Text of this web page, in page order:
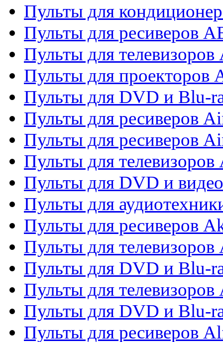
Пульты для
Пульты для ресиверов
Пульты для телевизоров
Пульты для проекторов
Пульты для DVD и Blu-
Пульты для ресиверов
Пульты для ресиверов
Пульты для телевизоров
Пульты для DVD и
Пульты для
Пульты для ресиверов
Пульты для телевизоров
Пульты для DVD и Blu-
Пульты для
Пульты для DVD и Blu-
Пульты для ресиверов